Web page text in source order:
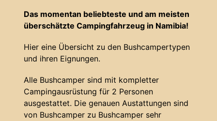
Das momentan beliebteste und am meisten
überschätzte Campingfahrzeug in Namibia!
Hier eine Übersicht zu den Bushcampertypen
und ihren Eignungen.
Alle Bushcamper sind mit kompletter
Campingausrüstung für 2 Personen
ausgestattet. Die genauen Austattungen sind
von Bushcamper zu Bushcamper sehr